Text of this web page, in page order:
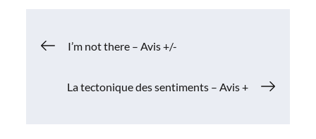
Navigation
de
I’m not there – Avis +/-
La tectonique des sentiments – Avis +